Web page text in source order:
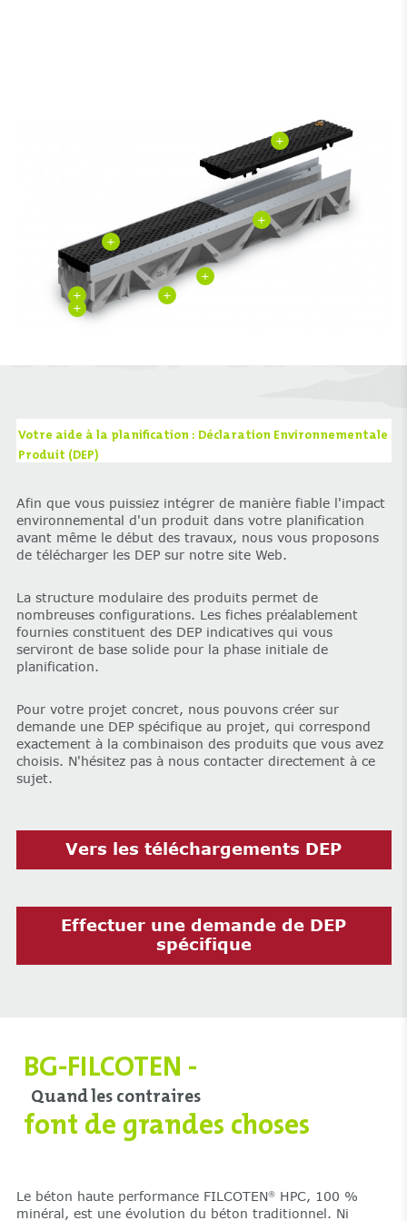
+
+
+
+
+
+
+
‌Votre aide à la planification : Déclaration Environnementale
Produit (DEP)
Afin que vous puissiez intégrer de manière fiable l'impact
environnemental d'un produit dans votre planification
avant même le début des travaux, nous vous proposons
de télécharger les DEP sur notre site Web.
La structure modulaire des produits permet de
nombreuses configurations. Les fiches préalablement
fournies constituent des DEP indicatives qui vous
serviront de base solide pour la phase initiale de
planification.
Pour votre projet concret, nous pouvons créer sur
demande une DEP spécifique au projet, qui correspond
exactement à la combinaison des produits que vous avez
choisis. N'hésitez pas à nous contacter directement à ce
sujet.
Vers les téléchargements DEP
Effectuer une demande de DEP
spécifique
BG-FILCOTEN -
Quand les contraires
font de grandes choses
Le béton haute performance FILCOTEN®HPC, 100 %
minéral, est une évolution du béton traditionnel. Ni